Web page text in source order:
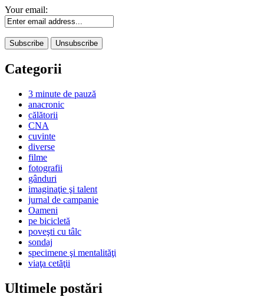
Your email:
Categorii
3 minute de pauză
anacronic
călătorii
CNA
cuvinte
diverse
filme
fotografii
gânduri
imaginaţie şi talent
jurnal de campanie
Oameni
pe bicicletă
poveşti cu tâlc
sondaj
specimene şi mentalităţi
viaţa cetăţii
Ultimele postări